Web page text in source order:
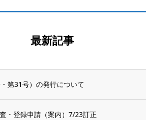
最新記事
第31号）の発行について
・登録申請（案内）7/23訂正